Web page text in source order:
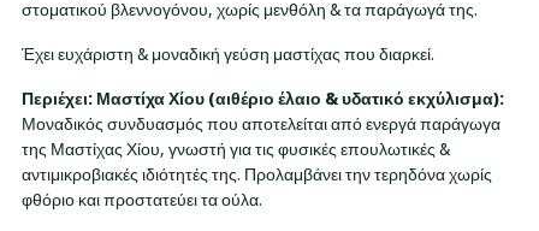
στοματικού βλεννογόνου, χωρίς μενθόλη & τα παράγωγά της.
Έχει ευχάριστη & μοναδική γεύση μαστίχας που διαρκεί.
Περιέχει: Μαστίχα Χίου (αιθέριο έλαιο & υδατικό εκχύλισμα):
Μοναδικός συνδυασμός που αποτελείται από ενεργά παράγωγα
της Μαστίχας Χίου, γνωστή για τις φυσικές επουλωτικές &
αντιμικροβιακές ιδιότητές της. Προλαμβάνει την τερηδόνα χωρίς
φθόριο και προστατεύει τα ούλα.